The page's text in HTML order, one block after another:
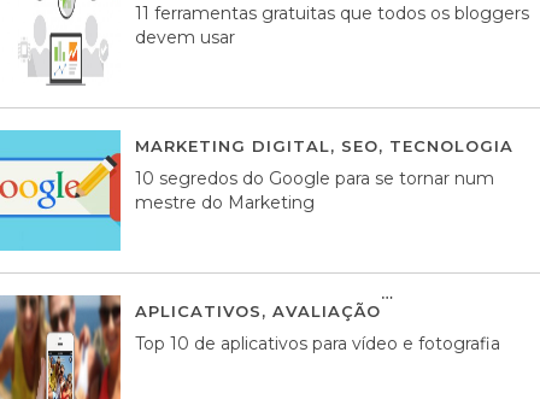
11 ferramentas gratuitas que todos os bloggers
devem usar
MARKETING DIGITAL, SEO, TECNOLOGIA
10 segredos do Google para se tornar num
mestre do Marketing
APLICATIVOS, AVALIAÇÃO
Top 10 de aplicativos para vídeo e fotografia